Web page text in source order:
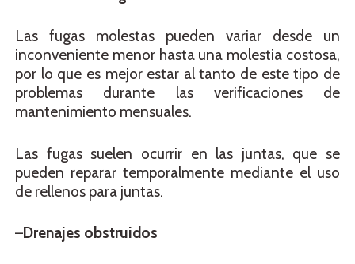
Las fugas molestas pueden variar desde un
inconveniente menor hasta una molestia costosa,
por lo que es mejor estar al tanto de este tipo de
problemas durante las verificaciones de
mantenimiento mensuales.
Las fugas suelen ocurrir en las juntas, que se
pueden reparar temporalmente mediante el uso
de rellenos para juntas.
–Drenajes obstruidos